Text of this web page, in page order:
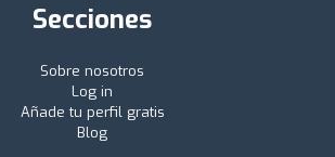
Secciones
Sobre nosotros
Log in
Añade tu perfil gratis
Blog